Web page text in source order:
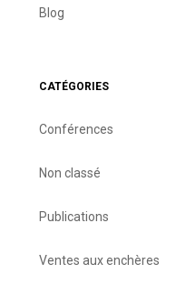
Blog
CATÉGORIES
Conférences
Non classé
Publications
Ventes aux enchères